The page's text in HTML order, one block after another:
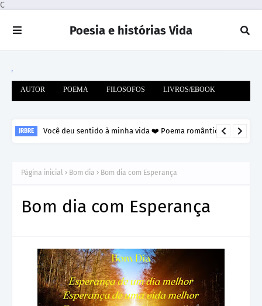
C
Poesia e histórias Vida
AUTOR POEMA FILOSOFOS LIVROS/EBOOK
JRBRE Você deu sentido à minha vida ❤️ Poema romântico
Página inicial Bom dia Bom dia com Esperança
Bom dia com Esperança